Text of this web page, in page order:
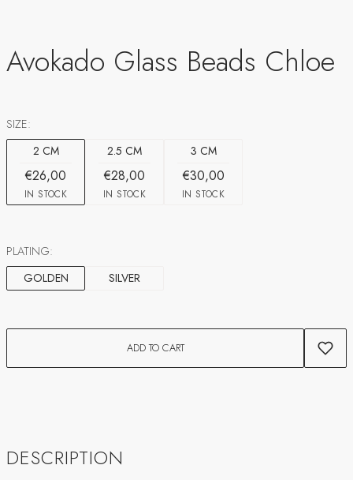
Avokado Glass Beads Chloe
SIZE:
2 CM
€26,00
IN STOCK
2.5 CM
€28,00
IN STOCK
3 CM
€30,00
IN STOCK
PLATING:
GOLDEN
SILVER
ADD TO CART
DESCRIPTION